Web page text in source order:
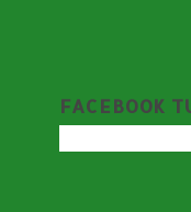
FACEBOOK